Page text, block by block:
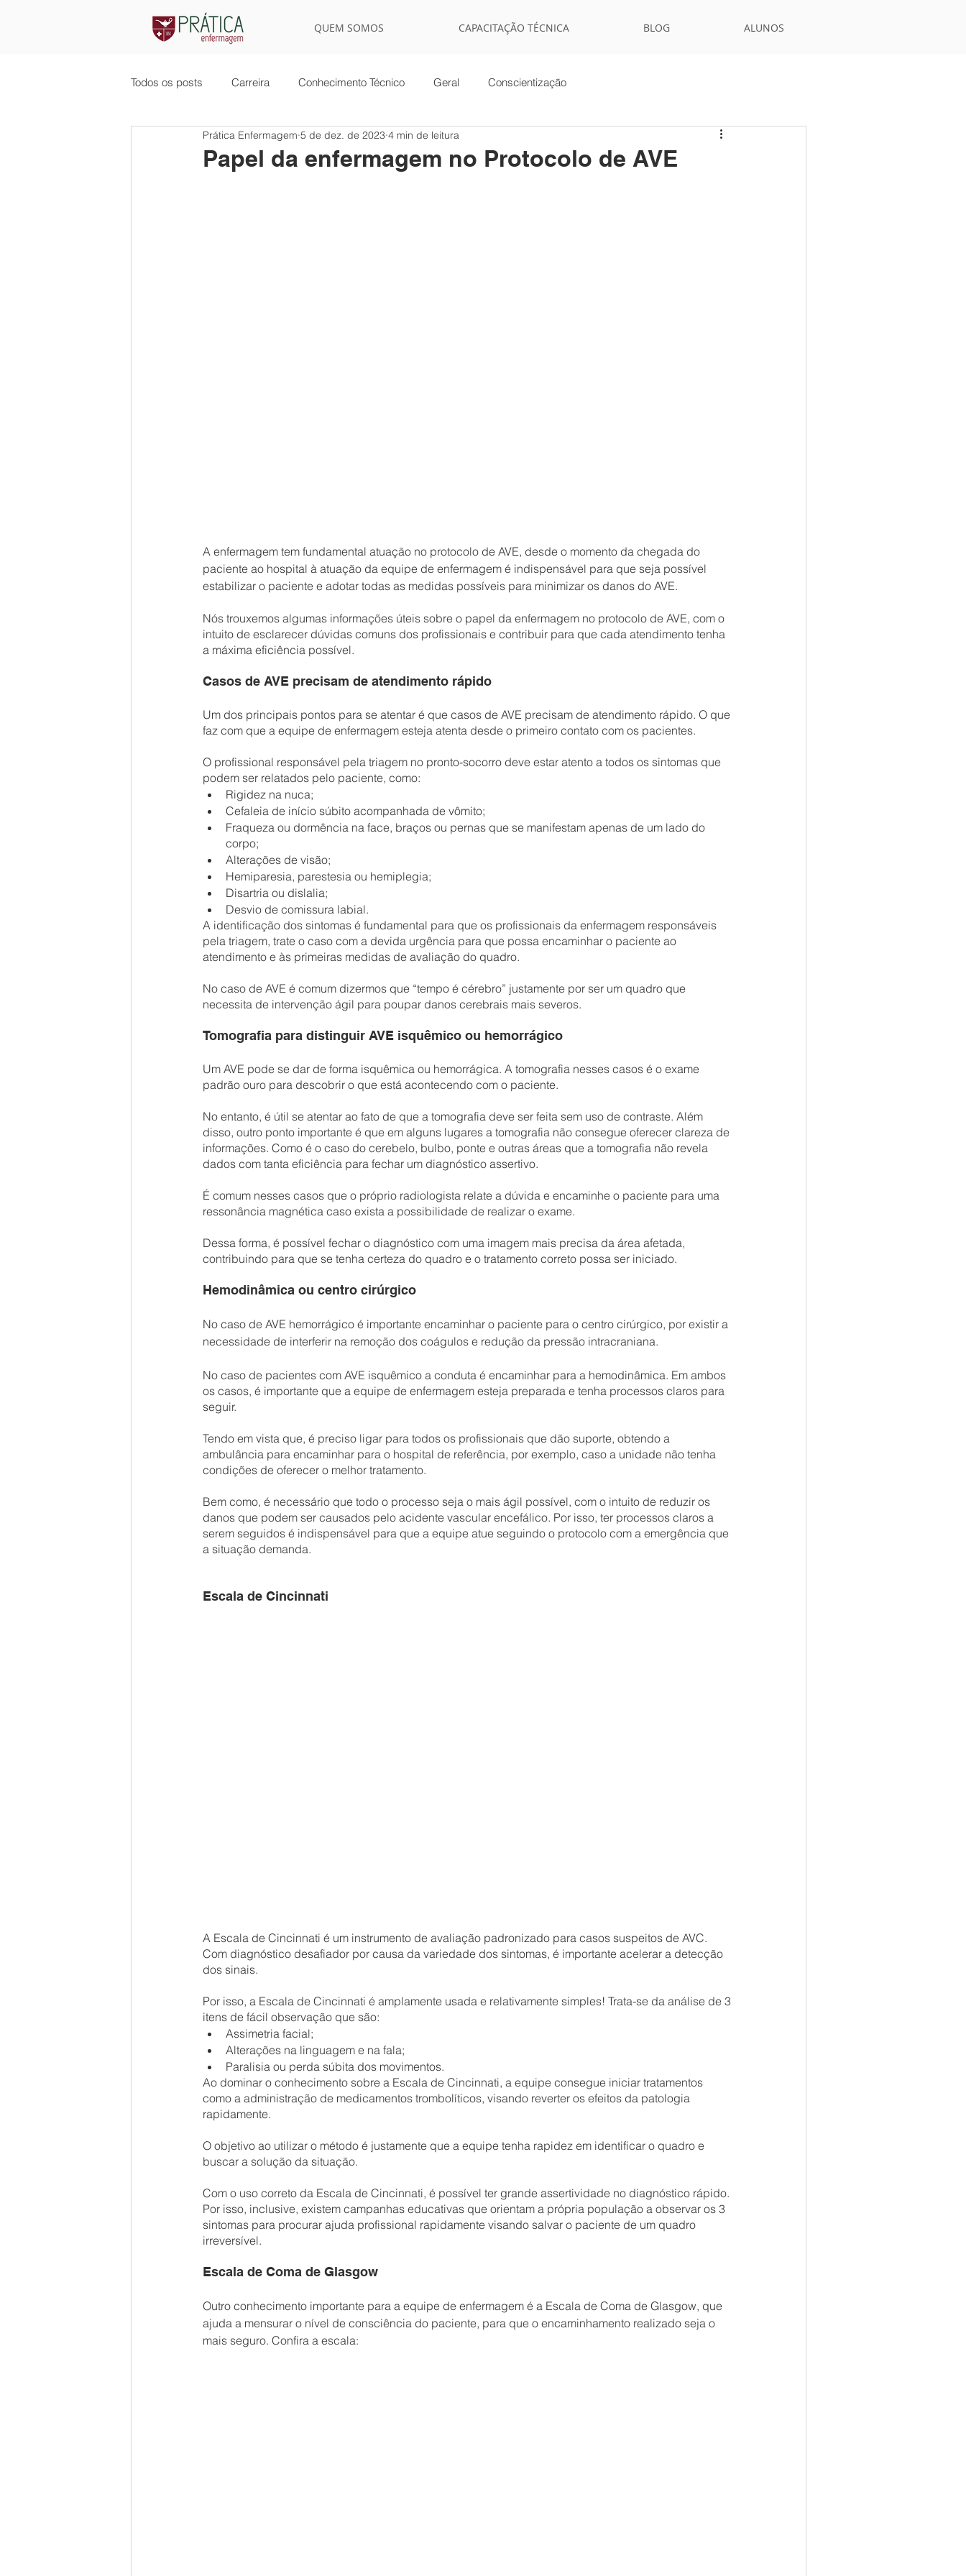
QUEM SOMOS CAPACITAÇÃO TÉCNICA BLOG ALUNOS
Todos os posts Carreira Conhecimento Técnico Geral Conscientização
Papel da enfermagem no Protocolo de AVE
Prática Enfermagem 5 de dez. de 2023 4 min de leitura
A enfermagem tem fundamental atuação no protocolo de AVE, desde o momento da chegada do
paciente ao hospital à atuação da equipe de enfermagem é indispensável para que seja possível
estabilizar o paciente e adotar todas as medidas possíveis para minimizar os danos do AVE.
Nós trouxemos algumas informações úteis sobre o papel da enfermagem no protocolo de AVE, com o
intuito de esclarecer dúvidas comuns dos profissionais e contribuir para que cada atendimento tenha
a máxima eficiência possível.
Casos de AVE precisam de atendimento rápido
Um dos principais pontos para se atentar é que casos de AVE precisam de atendimento rápido. O que
faz com que a equipe de enfermagem esteja atenta desde o primeiro contato com os pacientes.
O profissional responsável pela triagem no pronto-socorro deve estar atento a todos os sintomas que
podem ser relatados pelo paciente, como:
Rigidez na nuca;
Cefaleia de início súbito acompanhada de vômito;
Fraqueza ou dormência na face, braços ou pernas que se manifestam apenas de um lado do
corpo;
Alterações de visão;
Hemiparesia, parestesia ou hemiplegia;
Disartria ou dislalia;
Desvio de comissura labial.
A identificação dos sintomas é fundamental para que os profissionais da enfermagem responsáveis
pela triagem, trate o caso com a devida urgência para que possa encaminhar o paciente ao
atendimento e às primeiras medidas de avaliação do quadro.
No caso de AVE é comum dizermos que “tempo é cérebro” justamente por ser um quadro que
necessita de intervenção ágil para poupar danos cerebrais mais severos.
Tomografia para distinguir AVE isquêmico ou hemorrágico
Um AVE pode se dar de forma isquêmica ou hemorrágica. A tomografia nesses casos é o exame
padrão ouro para descobrir o que está acontecendo com o paciente.
No entanto, é útil se atentar ao fato de que a tomografia deve ser feita sem uso de contraste. Além
disso, outro ponto importante é que em alguns lugares a tomografia não consegue oferecer clareza de
informações. Como é o caso do cerebelo, bulbo, ponte e outras áreas que a tomografia não revela
dados com tanta eficiência para fechar um diagnóstico assertivo.
É comum nesses casos que o próprio radiologista relate a dúvida e encaminhe o paciente para uma
ressonância magnética caso exista a possibilidade de realizar o exame.
Dessa forma, é possível fechar o diagnóstico com uma imagem mais precisa da área afetada,
contribuindo para que se tenha certeza do quadro e o tratamento correto possa ser iniciado.
Hemodinâmica ou centro cirúrgico
No caso de AVE hemorrágico é importante encaminhar o paciente para o centro cirúrgico, por existir a
necessidade de interferir na remoção dos coágulos e redução da pressão intracraniana.
No caso de pacientes com AVE isquêmico a conduta é encaminhar para a hemodinâmica. Em ambos
os casos, é importante que a equipe de enfermagem esteja preparada e tenha processos claros para
seguir.
Tendo em vista que, é preciso ligar para todos os profissionais que dão suporte, obtendo a
ambulância para encaminhar para o hospital de referência, por exemplo, caso a unidade não tenha
condições de oferecer o melhor tratamento.
Bem como, é necessário que todo o processo seja o mais ágil possível, com o intuito de reduzir os
danos que podem ser causados pelo acidente vascular encefálico. Por isso, ter processos claros a
serem seguidos é indispensável para que a equipe atue seguindo o protocolo com a emergência que
a situação demanda.
Escala de Cincinnati
A Escala de Cincinnati é um instrumento de avaliação padronizado para casos suspeitos de AVC.
Com diagnóstico desafiador por causa da variedade dos sintomas, é importante acelerar a detecção
dos sinais.
Por isso, a Escala de Cincinnati é amplamente usada e relativamente simples! Trata-se da análise de 3
itens de fácil observação que são:
Assimetria facial;
Alterações na linguagem e na fala;
Paralisia ou perda súbita dos movimentos.
Ao dominar o conhecimento sobre a Escala de Cincinnati, a equipe consegue iniciar tratamentos
como a administração de medicamentos trombolíticos, visando reverter os efeitos da patologia
rapidamente.
O objetivo ao utilizar o método é justamente que a equipe tenha rapidez em identificar o quadro e
buscar a solução da situação.
Com o uso correto da Escala de Cincinnati, é possível ter grande assertividade no diagnóstico rápido.
Por isso, inclusive, existem campanhas educativas que orientam a própria população a observar os 3
sintomas para procurar ajuda profissional rapidamente visando salvar o paciente de um quadro
irreversível.
Escala de Coma de Glasgow
Outro conhecimento importante para a equipe de enfermagem é a Escala de Coma de Glasgow, que
ajuda a mensurar o nível de consciência do paciente, para que o encaminhamento realizado seja o
mais seguro. Confira a escala: